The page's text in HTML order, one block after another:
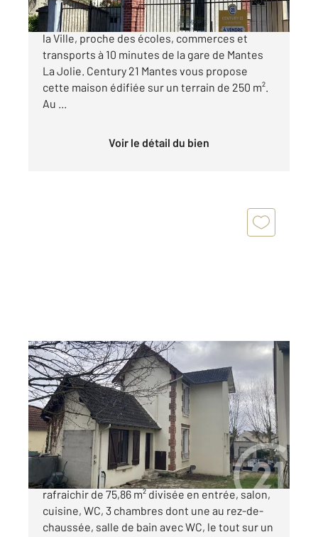
MAISON 5 PIECES - Idéalement situé à Mantes
la Ville, proche des écoles, commerces et
transports à 10 minutes de la gare de Mantes
La Jolie. Century 21 Mantes vous propose
cette maison édifiée sur un terrain de 250 m².
Au ...
Voir le détail du bien
MANTES LA VILLE 78
75,86 m2, 4 pièces
Ref : 5075
Maison à vendre
215 500 €
Venez découvrir cette maison ancienne à
rafraichir de 75,86 m² divisée en entrée, salon,
cuisine, WC, 3 chambres dont une au rez-de-
chaussée, salle de bain avec WC, le tout sur un